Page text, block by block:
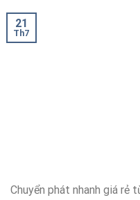
21
Th7
Chuyển phát nhanh giá rẻ